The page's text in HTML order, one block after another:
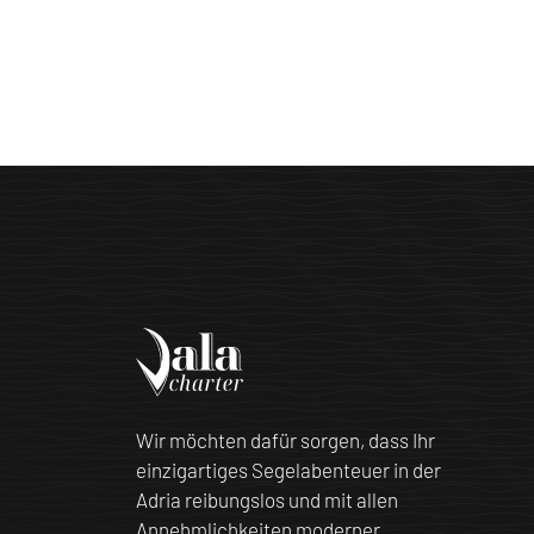
Wir möchten dafür sorgen, dass Ihr
einzigartiges Segelabenteuer in der
Adria reibungslos und mit allen